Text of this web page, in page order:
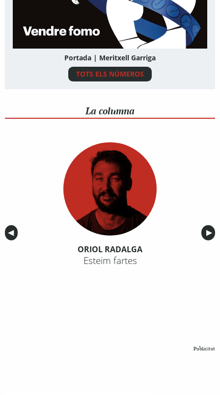
Portada | Meritxell Garriga
TOTS ELS NÚMEROS
La columna
Anterior
◀︎ ▶︎
ORIOL RADALGA
Esteim fartes
Publicitat